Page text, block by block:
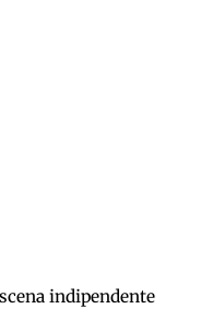
indipendente